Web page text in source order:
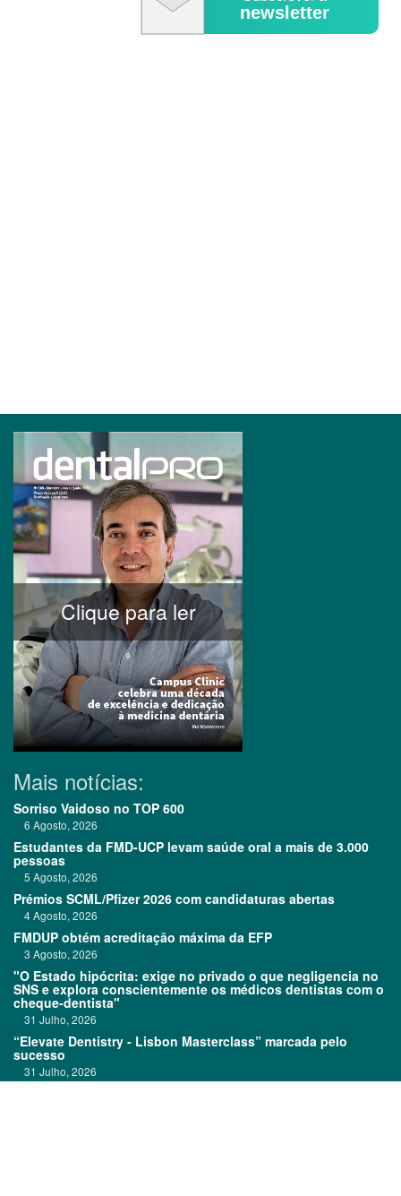
newsletter
Clique para ler
Mais notícias:
Sorriso Vaidoso no TOP 600
6 Agosto, 2026
Estudantes da FMD-UCP levam saúde oral a mais de 3.000
pessoas
5 Agosto, 2026
Prémios SCML/Pfizer 2026 com candidaturas abertas
4 Agosto, 2026
FMDUP obtém acreditação máxima da EFP
3 Agosto, 2026
"O Estado hipócrita: exige no privado o que negligencia no
SNS e explora conscientemente os médicos dentistas com o
cheque-dentista"
31 Julho, 2026
“Elevate Dentistry - Lisbon Masterclass” marcada pelo
sucesso
31 Julho, 2026